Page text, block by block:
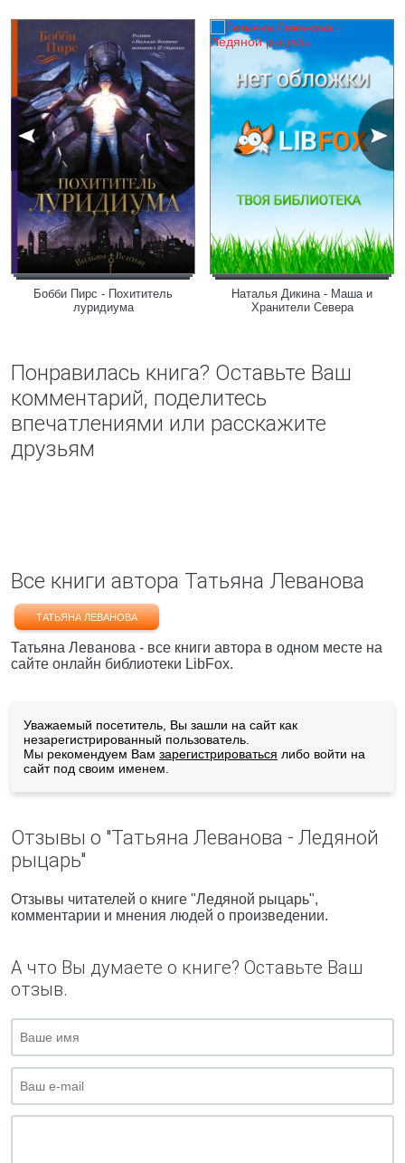
Бобби Пирс - Похититель
луридиума
Наталья Дикина - Маша и
Хранители Севера
Понравилась книга? Оставьте Ваш
комментарий, поделитесь
впечатлениями или расскажите
друзьям
Все книги автора Татьяна Леванова
ТАТЬЯНА ЛЕВАНОВА
Татьяна Леванова - все книги автора в одном месте на
сайте онлайн библиотеки LibFox.
Уважаемый посетитель, Вы зашли на сайт как
незарегистрированный пользователь.
Мы рекомендуем Вам зарегистрироваться либо войти на
сайт под своим именем.
Отзывы о "Татьяна Леванова - Ледяной
рыцарь"
Отзывы читателей о книге "Ледяной рыцарь",
комментарии и мнения людей о произведении.
А что Вы думаете о книге? Оставьте Ваш
отзыв.